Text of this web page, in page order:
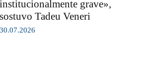
institucionalmente grave»,
sostuvo Tadeu Veneri
30.07.2026